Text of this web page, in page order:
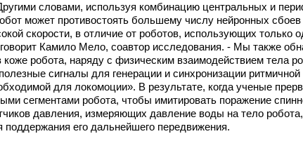
словами, используя комбинацию центральных и
может противостоять большему числу нейронных
скорости, в отличие от роботов, использующих только
Камило Мело, соавтор исследования. - Мы также
коже робота, наряду с физическим взаимодействием тела
сигналы для генерации и синхронизации
для локомоции». В результате, когда ученые
сегментами робота, чтобы имитировать поражение
давления, измеряющих давление воды на тело
поддержания его дальнейшего передвижения.